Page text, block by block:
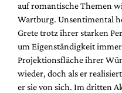
auf romantische Themen
Wartburg. Unsentimental
Grete trotz ihrer starken
um Eigenständigkeit
Projektionsfläche ihrer
wieder, doch als er
er sie von sich. Im dritten